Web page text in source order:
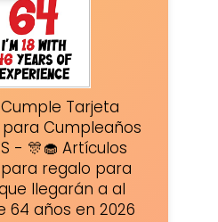
Tarjeta
para Cumpleaños
- 🎊🧁 Artículos
regalo para
llegarán a al
64 años en 2026